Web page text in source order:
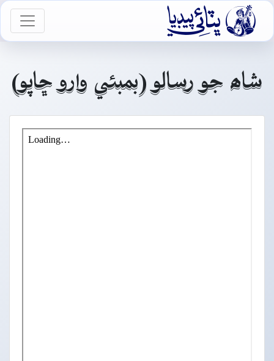

شاھ جو رسالو (بمبئي وارو ڇاپو)